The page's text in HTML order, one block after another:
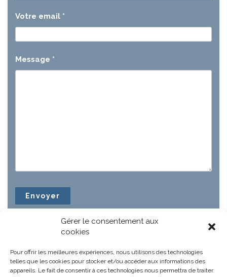
Gérer le consentement aux
cookies
Pour offrir les meilleures expériences, nous utilisons des technologies
telles que les cookies pour stocker et/ou accéder aux informations des
appareils. Le fait de consentir à ces technologies nous permettra de traiter
Votre email *
Message *